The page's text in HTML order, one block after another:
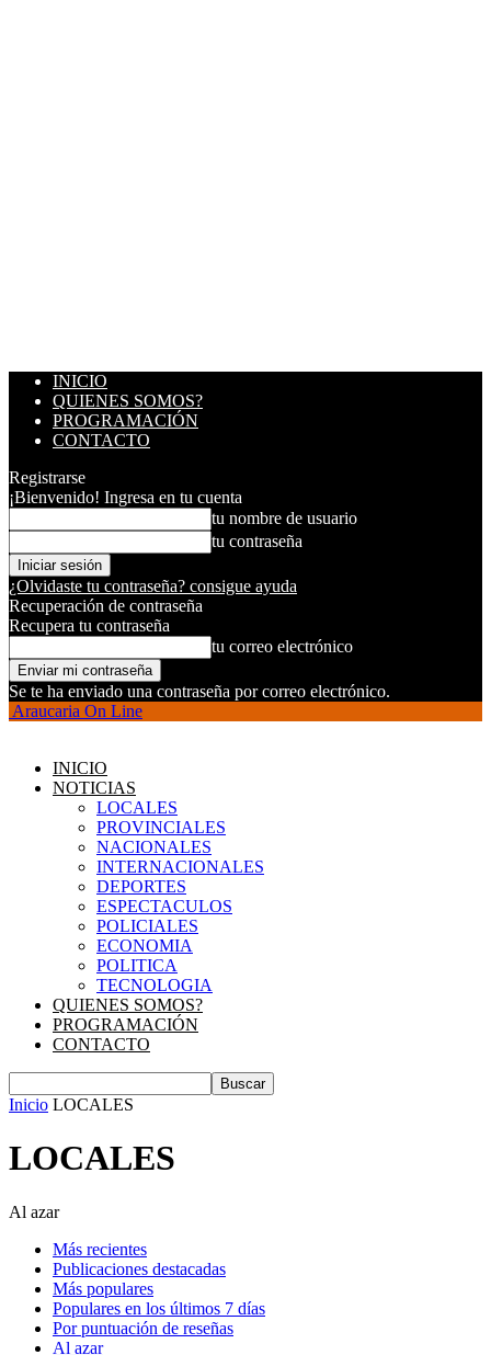
INICIO
QUIENES SOMOS?
PROGRAMACIÓN
CONTACTO
Registrarse
¡Bienvenido! Ingresa en tu cuenta
tu nombre de usuario
tu contraseña
¿Olvidaste tu contraseña? consigue ayuda
Recuperación de contraseña
Recupera tu contraseña
tu correo electrónico
Se te ha enviado una contraseña por correo electrónico.
Araucaria On Line
INICIO
NOTICIAS
LOCALES
PROVINCIALES
NACIONALES
INTERNACIONALES
DEPORTES
ESPECTACULOS
POLICIALES
ECONOMIA
POLITICA
TECNOLOGIA
QUIENES SOMOS?
PROGRAMACIÓN
CONTACTO
Inicio LOCALES
LOCALES
Al azar
Más recientes
Publicaciones destacadas
Más populares
Populares en los últimos 7 días
Por puntuación de reseñas
Al azar